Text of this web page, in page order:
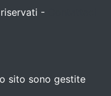
-
sito sono gestite